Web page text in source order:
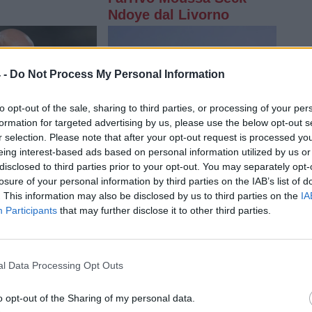
- Do Not Process My Personal Information
opt-out of the sale, sharing to third parties, or processing of your
for targeted advertising by us, please use the below opt-out
selection. Please note that after your opt-out request is processed
interest-based ads based on personal information utilized by us
to third parties prior to your opt-out. You may separately
of your personal information by third parties on the IAB’s list of
This information may also be disclosed by us to third parties on the
Participants that may further disclose it to other third parties.
Data Processing Opt Outs
opt-out of the Sharing of my personal data.
Ndoye dal Livorno
- 13:30
"Ho
per
D questa
Ven 07 ago - 13:10
Reggina, prende forma la
squadra di Marchionni: il
punto sul mercato
doppio colpo in attacco: ufficiali gli arrivi di Ganz e Klimavičius
Le
Oggi